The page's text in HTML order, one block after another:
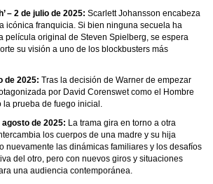
– 2 de julio de 2025: Scarlett Johansson encabeza
icónica franquicia. Si bien ninguna secuela ha
película original de Steven Spielberg, se espera
su visión a uno de los blockbusters más
de 2025: Tras la decisión de Warner de empezar
por David Corenswet como el Hombre
la prueba de fuego inicial.
agosto de 2025: La trama gira en torno a otra
los cuerpos de una madre y su hija
nuevamente las dinámicas familiares y los desafíos
del otro, pero con nuevos giros y situaciones
una audiencia contemporánea.